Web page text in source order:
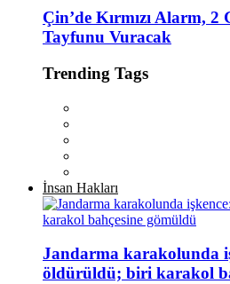
Çin’de Kırmızı Alarm,
Tayfunu Vuracak
Trending Tags
İnsan Hakları
Jandarma karakolunda
öldürüldü; biri karakol